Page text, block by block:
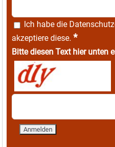
Ich habe die
akzeptiere diese. *
Bitte diesen Text hier unten